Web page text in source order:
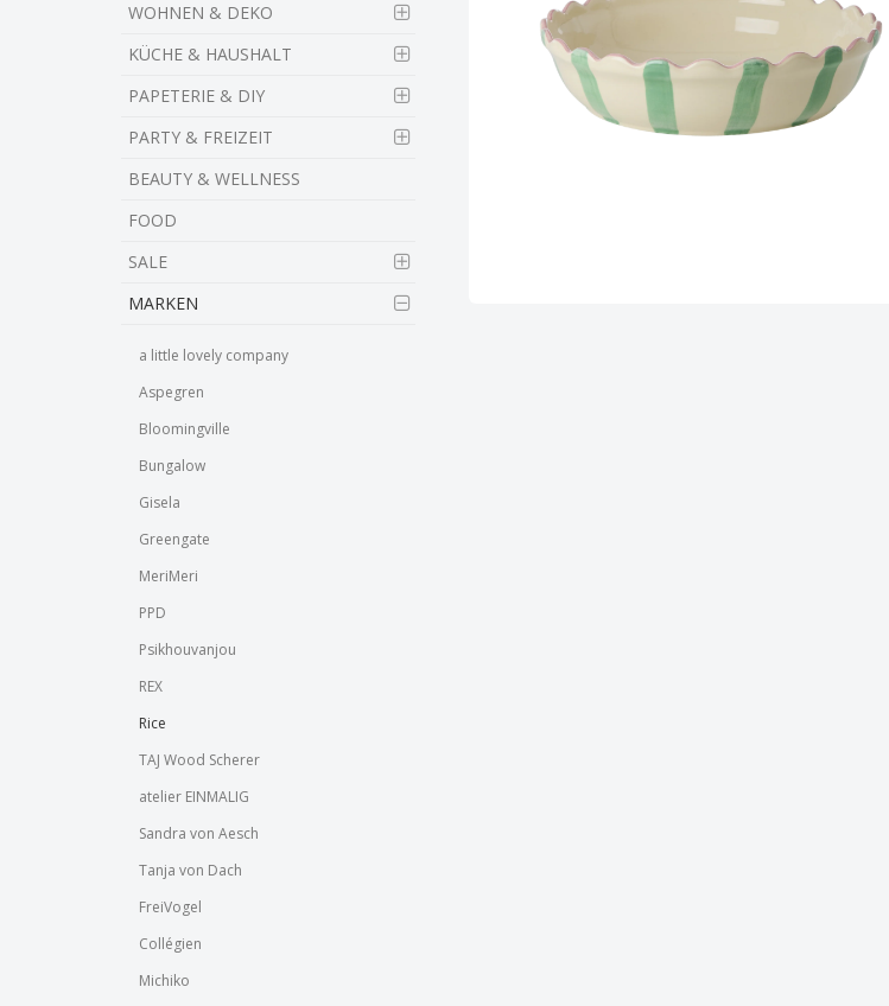
WOHNEN & DEKO
KÜCHE & HAUSHALT
PAPETERIE & DIY
PARTY & FREIZEIT
BEAUTY & WELLNESS
FOOD
SALE
MARKEN
a little lovely company
Aspegren
Bloomingville
Bungalow
Gisela
Greengate
MeriMeri
PPD
Psikhouvanjou
REX
Rice
TAJ Wood Scherer
atelier EINMALIG
Sandra von Aesch
Tanja von Dach
FreiVogel
Collégien
Michiko